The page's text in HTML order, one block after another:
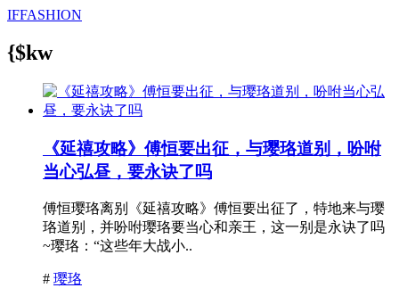
IFFASHION
{$kw
《延禧攻略》傅恒要出征，与璎珞道别，吩咐
当心弘昼，要永诀了吗
傅恒璎珞离别《延禧攻略》傅恒要出征了，特地来与璎
珞道别，并吩咐璎珞要当心和亲王，这一别是永诀了吗
~璎珞：“这些年大战小..
# 璎珞